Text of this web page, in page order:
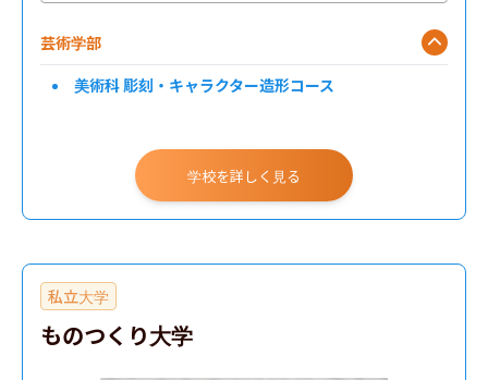
芸術学部
美術科 彫刻・キャラクター造形コース
学校を詳しく見る
私立大学
ものつくり大学